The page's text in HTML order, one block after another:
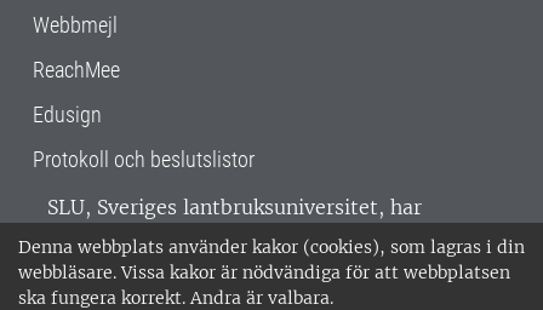
Denna webbplats använder kakor (cookies), som lagras i din
webbläsare. Vissa kakor är nödvändiga för att webbplatsen
ska fungera korrekt. Andra är valbara.
Webbmejl
ReachMee
Edusign
Protokoll och beslutslistor
SLU, Sveriges lantbruksuniversitet, har
verksamhet över hela Sverige. Huvudorter är
Alnarp, Uppsala och Umeå.SLU är
miljöcertifierat enligt ISO 14001. •